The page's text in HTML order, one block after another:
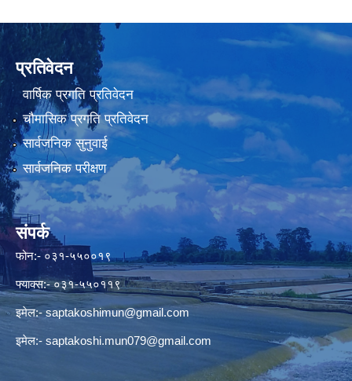
प्रतिवेदन
वार्षिक प्रगति प्रतिवेदन
चौमासिक प्रगति प्रतिवेदन
सार्वजनिक सुनुवाई
सार्वजनिक परीक्षण
संपर्क
फोन:- ०३१-५५००१९
फ्याक्स:- ०३१-५५०११९
इमेल:- saptakoshimun@gmail.com
इमेल:- saptakoshi.mun079@gmail.com